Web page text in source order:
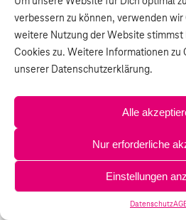
verbessern zu können, verwenden wir
weitere Nutzung der Website stimmst
Cookies zu. Weitere Informationen zu
unserer Datenschutzerklärung.
Alle
Nur erforderliche
Einstellungen
Datenschutz